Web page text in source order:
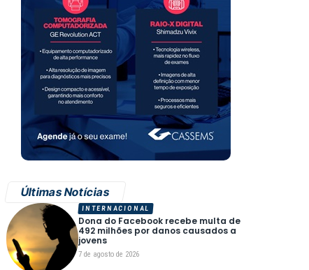
Últimas Notícias
Dona do Facebook recebe multa de
492 milhões por danos causados a
jovens
7 de agosto de 2026
INTERNACIONAL